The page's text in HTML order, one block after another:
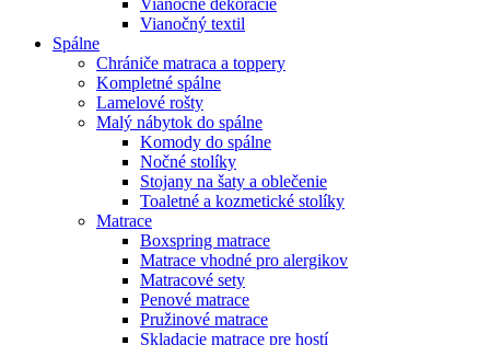
Vianočný textil
Spálne
Chrániče matraca a toppery
Kompletné spálne
Lamelové rošty
Malý nábytok do spálne
Komody do spálne
Nočné stolíky
Stojany na šaty a oblečenie
Toaletné a kozmetické stolíky
Matrace
Boxspring matrace
Matrace vhodné pro alergikov
Matracové sety
Penové matrace
Pružinové matrace
Skladacie matrace pre hostí